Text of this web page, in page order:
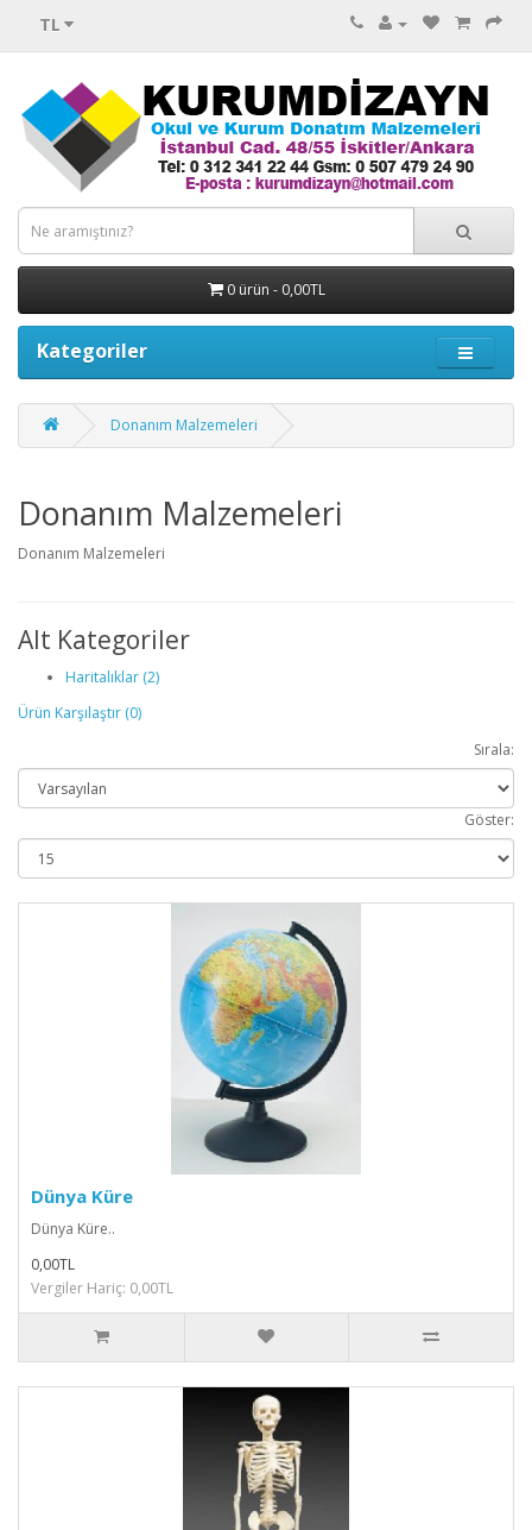
TL
0 ürün - 0,00TL
Kategoriler
Donanım Malzemeleri
Donanım Malzemeleri
Donanım Malzemeleri
Alt Kategoriler
Haritalıklar (2)
Ürün Karşılaştır (0)
Sırala:
Göster:
Dünya Küre
Dünya Küre..
0,00TL
Vergiler Hariç: 0,00TL